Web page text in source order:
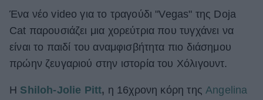
Αφιερώματα
ΒΟΞ
Ένα νέο video για το τραγούδι "Vegas" της Doja
Cat παρουσιάζει μια χορεύτρια που τυγχάνει να
είναι το παιδί του αναμφισβήτητα πιο διάσημου
πρώην ζευγαριού στην ιστορία του Χόλιγουντ.
Η Shiloh-Jolie Pitt, η 16χρονη κόρη τηςAngelina